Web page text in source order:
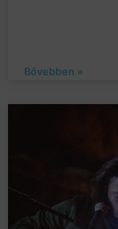
Bővebben »